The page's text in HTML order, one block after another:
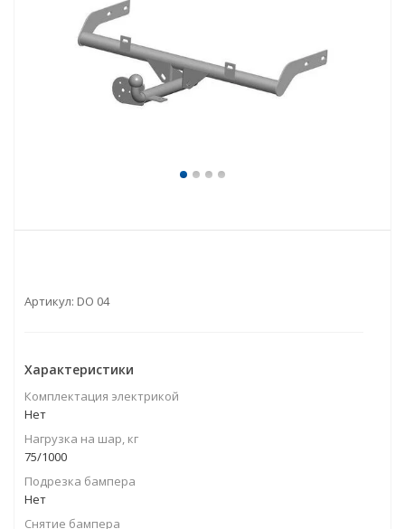
Артикул: DO 04
Характеристики
Комплектация электрикой
Нет
Нагрузка на шар, кг
75/1000
Подрезка бампера
Нет
Снятие бампера